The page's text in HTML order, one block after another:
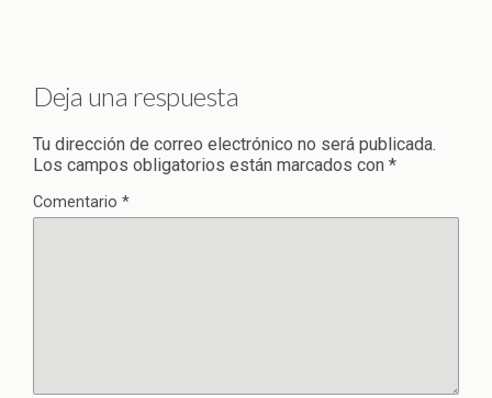
Deja una respuesta
Tu dirección de correo electrónico no será publicada.
Los campos obligatorios están marcados con *
Comentario *